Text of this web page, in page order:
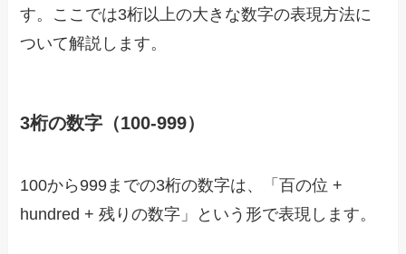
す。ここでは3桁以上の大きな数字の表現方法に
ついて解説します。
3桁の数字（100-999）
100から999までの3桁の数字は、「百の位 +
hundred + 残りの数字」という形で表現します。